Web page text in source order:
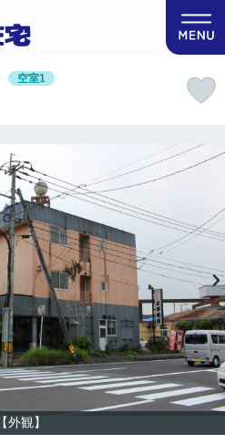
空室1
【外観】